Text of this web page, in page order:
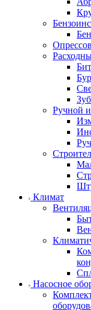
Ручной
Климат
Насосное